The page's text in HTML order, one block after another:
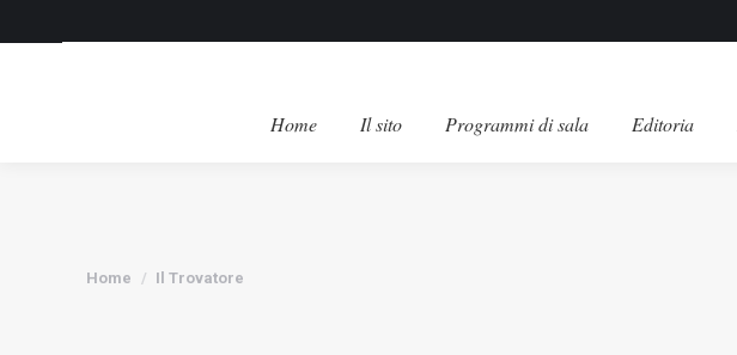
Home Il sito Programmi di sala Editoria
Home Il Trovatore